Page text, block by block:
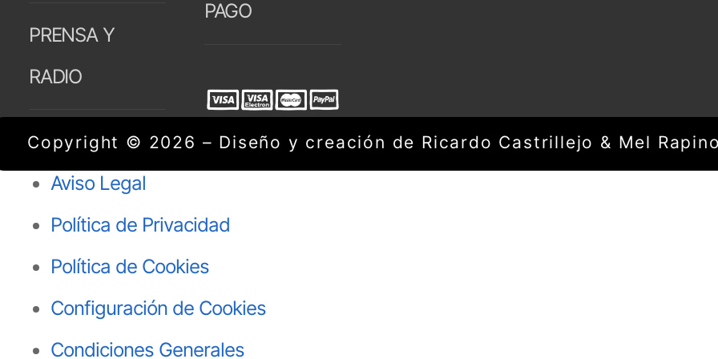
PRENSA Y
RADIO
PAGO
Copyright © 2026 – Diseño y creación de Ricardo Castrillejo & Mel
Aviso Legal
Política de Privacidad
Política de Cookies
Configuración de Cookies
Condiciones Generales